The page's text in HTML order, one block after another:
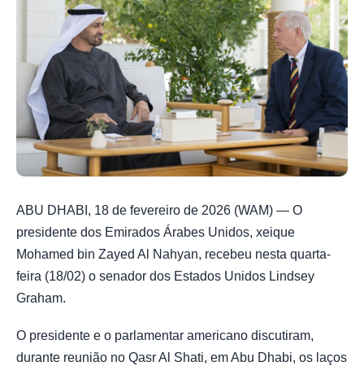
ABU DHABI, 18 de fevereiro de 2026 (WAM) — O
presidente dos Emirados Árabes Unidos, xeique
Mohamed bin Zayed Al Nahyan, recebeu nesta quarta-
feira (18/02) o senador dos Estados Unidos Lindsey
Graham.
O presidente e o parlamentar americano discutiram,
durante reunião no Qasr Al Shati, em Abu Dhabi, os laços